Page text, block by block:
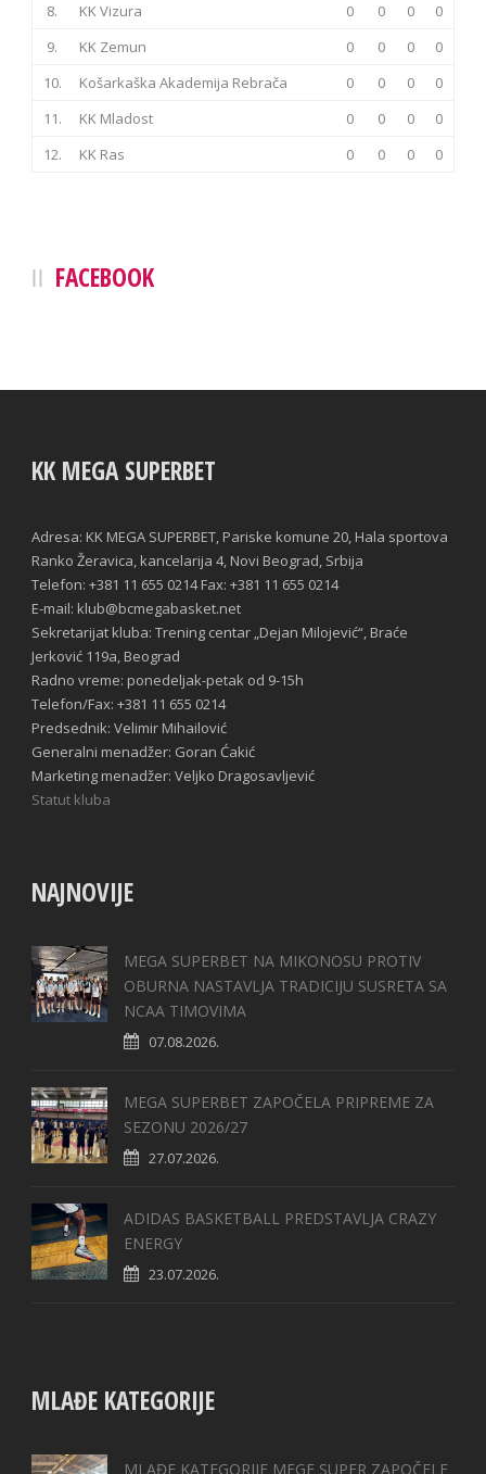
8.
KK Vizura 0 0 0
0
9.
KK Zemun 0 0 0
0
10.
Košarkaška Akademija Rebrača 0 0 0
0
11.
KK Mladost 0 0 0
0
12.
KK Ras 0 0 0 0
FACEBOOK
KK MEGA SUPERBET
Adresa: KK MEGA SUPERBET, Pariske komune 20, Hala sportova
Ranko Žeravica, kancelarija 4, Novi Beograd, Srbija
Telefon: +381 11 655 0214 Fax: +381 11 655 0214
E-mail: klub@bcmegabasket.net
Sekretarijat kluba: Trening centar „Dejan Milojević“, Braće
Jerković 119a, Beograd
Radno vreme: ponedeljak-petak od 9-15h
Telefon/Fax: +381 11 655 0214
Predsednik: Velimir Mihailović
Generalni menadžer: Goran Ćakić
Marketing menadžer: Veljko Dragosavljević
Statut kluba
NAJNOVIJE
MEGA SUPERBET NA MIKONOSU PROTIV
OBURNA NASTAVLJA TRADICIJU SUSRETA SA
NCAA TIMOVIMA
07.08.2026.
MEGA SUPERBET ZAPOČELA PRIPREME ZA
SEZONU 2026/27
27.07.2026.
ADIDAS BASKETBALL PREDSTAVLJA CRAZY
ENERGY
23.07.2026.
MLAĐE KATEGORIJE
MLAĐE KATEGORIJE MEGE SUPER ZAPOČELE